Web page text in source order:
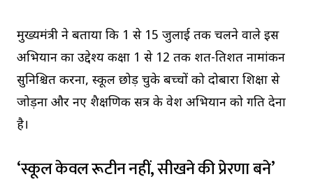
मुख्यमंत्री ने बताया कि 1 से 15 जुलाई तक चलने वाले इस
अभियान का उद्देश्य कक्षा 1 से 12 तक शत-प्रतिशत नामांकन
सुनिश्चित करना, स्कूल छोड़ चुके बच्चों को दोबारा शिक्षा से
जोड़ना और नए शैक्षणिक सत्र के प्रवेश अभियान को गति देना
है।
‘स्कूल केवल रूटीन नहीं, सीखने की प्रेरणा बने’